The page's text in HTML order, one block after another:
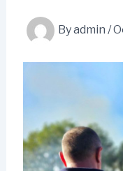
Byadmin /